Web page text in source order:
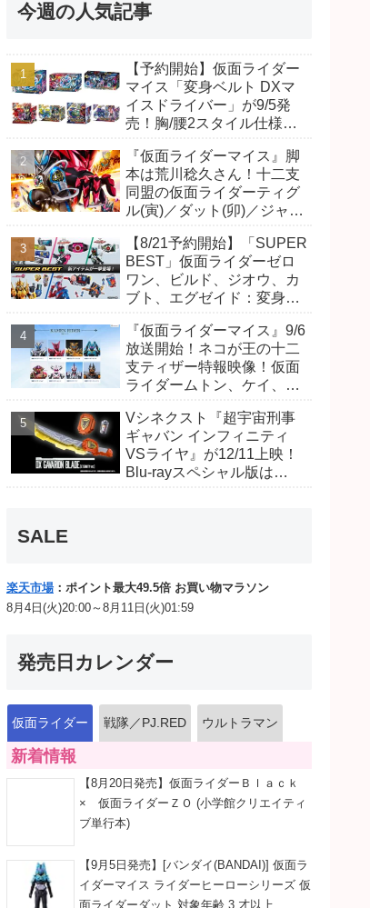
今週の人気記事
【予約開始】仮面ライダー
マイス「変身ベルト DXマ
イスドライバー」が9/5発
売！胸/腰2スタイル仕様！
ッシュ、ジャオ/バイト、ケ
イ/ショットボーンバックル
も！
『仮面ライダーマイス』脚
本は荒川稔久さん！十二支
同盟の仮面ライダーティグ
ル(寅)／ダット(卯)／ジャオ
尾達臣のキャストが発表！
トリガーのアキト金子隼也
さんも変身！
【8/21予約開始】「SUPER
BEST」仮面ライダーゼロ
ワン、ビルド、ジオウ、カ
ブト、エグゼイド：変身ベ
ー、DXネオディケイドライ
バー、DXホッパーゼクター
ほか12点！
『仮面ライダーマイス』9/6
放送開始！ネコが王の十二
支ティザー特報映像！仮面
ライダームトン、ケイ、ヴ
開！ライダーは子丑寅卯辰
巳午未申酉戌亥猫猫の14
人⁉
Vシネクスト『超宇宙刑事
ギャバン インフィニティ
VSライヤ』が12/11上映！
Blu-rayスペシャル版は
SALE
楽天市場 ：ポイント最大49.5倍 お買い物マラソン
8月4日(火)20:00～8月11日(火)01:59
発売日カレンダー
仮面ライダー 戦隊／PJ.RED ウルトラマン
新着情報
【8月20日発売】仮面ライダーＢｌａｃｋ
× 仮面ライダーＺＯ (小学館クリエイティ
ブ単行本)
【9月5日発売】[バンダイ(BANDAI)] 仮面ラ
イダーマイス ライダーヒーローシリーズ 仮
面ライダーダット 対象年齢 3 才以上